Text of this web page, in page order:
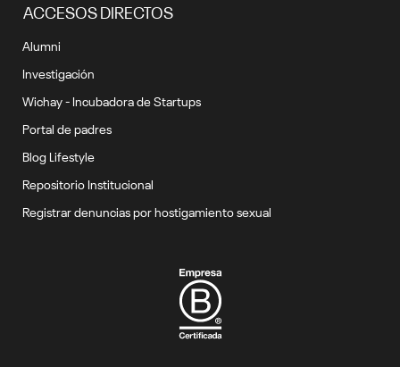
ACCESOS DIRECTOS
Alumni
Investigación
Wichay - Incubadora de Startups
Portal de padres
Blog Lifestyle
Repositorio Institucional
Registrar denuncias por hostigamiento sexual